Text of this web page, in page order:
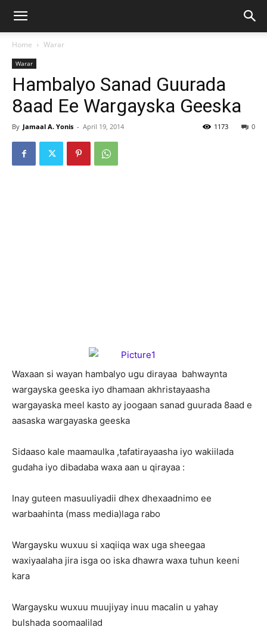
Home Warar
Warar
Hambalyo Sanad Guurada
8aad Ee Wargayska Geeska
By Jamaal A. Yonis - April 19, 2014 0
1173
Waxaan si wayan hambalyo ugu dirayaa bahwaynta
wargayska geeska iyo dhamaan akhristayaasha
wargayaska meel kasto ay joogaan sanad guurada 8aad e
aasaska wargayaska geeska
Sidaaso kale maamaulka ,tafatirayaasha iyo wakiilada
gudaha iyo dibadaba waxa aan u qirayaa :
Inay guteen masuuliyadii dhex dhexaadnimo ee
warbaahinta (mass media)laga rabo
Wargaysku wuxuu si xaqiiqa wax uga sheegaa
waxiyaalaha jira isga oo iska dhawra waxa tuhun keeni
kara
Wargaysku wuxuu muujiyay inuu macalin u yahay
bulshada soomaalilad